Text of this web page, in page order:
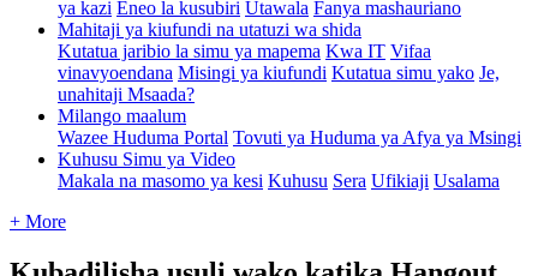
ya kazi Eneo la kusubiri Utawala Fanya mashauriano
Mahitaji ya kiufundi na utatuzi wa shida
Kutatua jaribio la simu ya mapema Kwa IT Vifaa
vinavyoendana Misingi ya kiufundi Kutatua simu yako Je,
unahitaji Msaada?
Milango maalum
Wazee Huduma Portal Tovuti ya Huduma ya Afya ya Msingi
Kuhusu Simu ya Video
Makala na masomo ya kesi Kuhusu Sera Ufikiaji Usalama
+ More